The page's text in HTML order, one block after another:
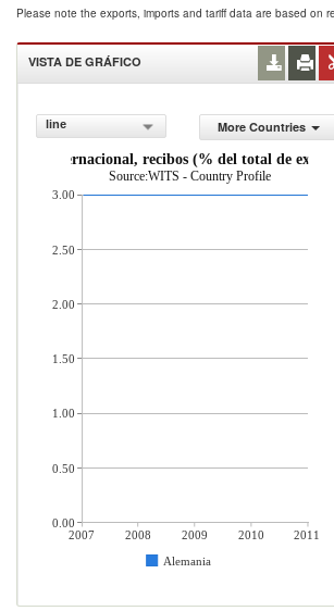
Please note the exports, imports and tariff data are based on
VISTA DE GRÁFICO
line
More Countries
internacional, recibos (% del total de
Source:WITS - Country Profile
2007 2008 2009 2010
2011
Alemania
3.00
2.50
2.00
1.50
1.00
0.50
0.00